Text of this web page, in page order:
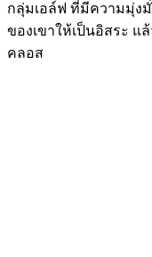
กลุ่มเอล์ฟ ที่มีความมุ่ง
ของเขาให้เป็นอิสระ
คลอส